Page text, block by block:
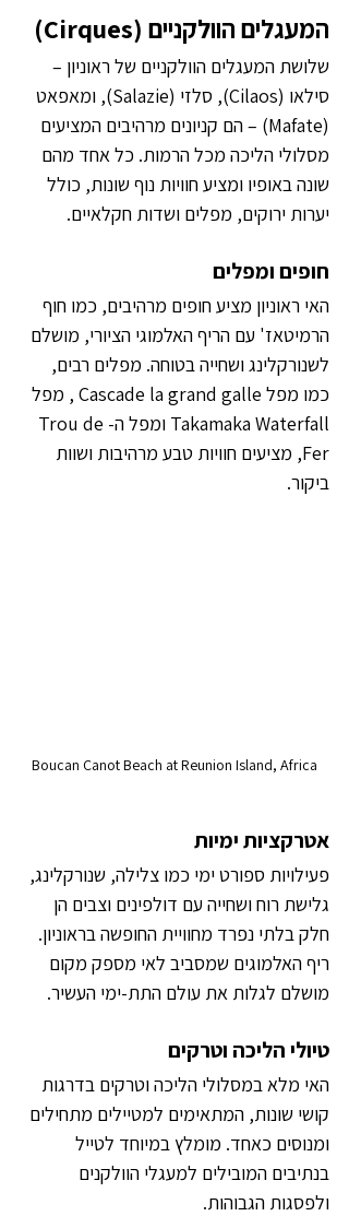
המעגלים הוולקניים (Cirques)
שלושת המעגלים הוולקניים של ראוניון –
סילאו (Cilaos), סלזי (Salazie), ומאפאט
(Mafate) – הם קניונים מרהיבים המציעים
מסלולי הליכה מכל הרמות. כל אחד מהם
שונה באופיו ומציע חוויות נוף שונות, כולל
יערות ירוקים, מפלים ושדות חקלאיים.
חופים ומפלים
האי ראוניון מציע חופים מרהיבים, כמו חוף
הרמיטאז' עם הריף האלמוגי הציורי, מושלם
לשנורקלינג ושחייה בטוחה. מפלים רבים,
כמו מפל Cascade la grand galle , מפל
Takamaka Waterfall ומפל ה-Trou de
Fer, מציעים חוויות טבע מרהיבות ושוות
ביקור.
Boucan Canot Beach at Reunion Island, Africa
אטרקציות ימיות
פעילויות ספורט ימי כמו צלילה, שנורקלינג,
גלישת רוח ושחייה עם דולפינים וצבים הן
חלק בלתי נפרד מחוויית החופשה בראוניון.
ריף האלמוגים שמסביב לאי מספק מקום
מושלם לגלות את עולם התת-ימי העשיר.
טיולי הליכה וטרקים
האי מלא במסלולי הליכה וטרקים בדרגות
קושי שונות, המתאימים למטיילים מתחילים
ומנוסים כאחד. מומלץ במיוחד לטייל
בנתיבים המובילים למעגלי הוולקנים
ולפסגות הגבוהות.